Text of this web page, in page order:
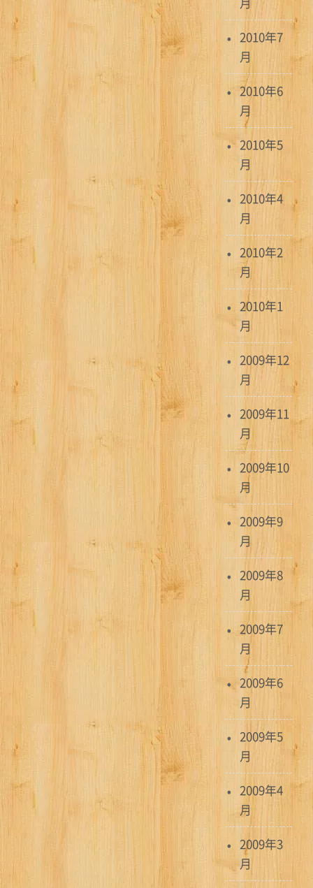
2010年7
月
2010年6
月
2010年5
月
2010年4
月
2010年2
月
2010年1
月
2009年12
月
2009年11
月
2009年10
月
2009年9
月
2009年8
月
2009年7
月
2009年6
月
2009年5
月
2009年4
月
2009年3
月